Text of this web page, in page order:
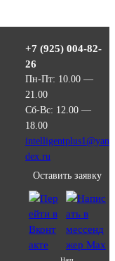
+7 (925) 004-82-
26
Пн-Пт: 10.00 —
21.00
Сб-Вс: 12.00 —
18.00
intelligentplus1@yan
dex.ru
Оставить заявку